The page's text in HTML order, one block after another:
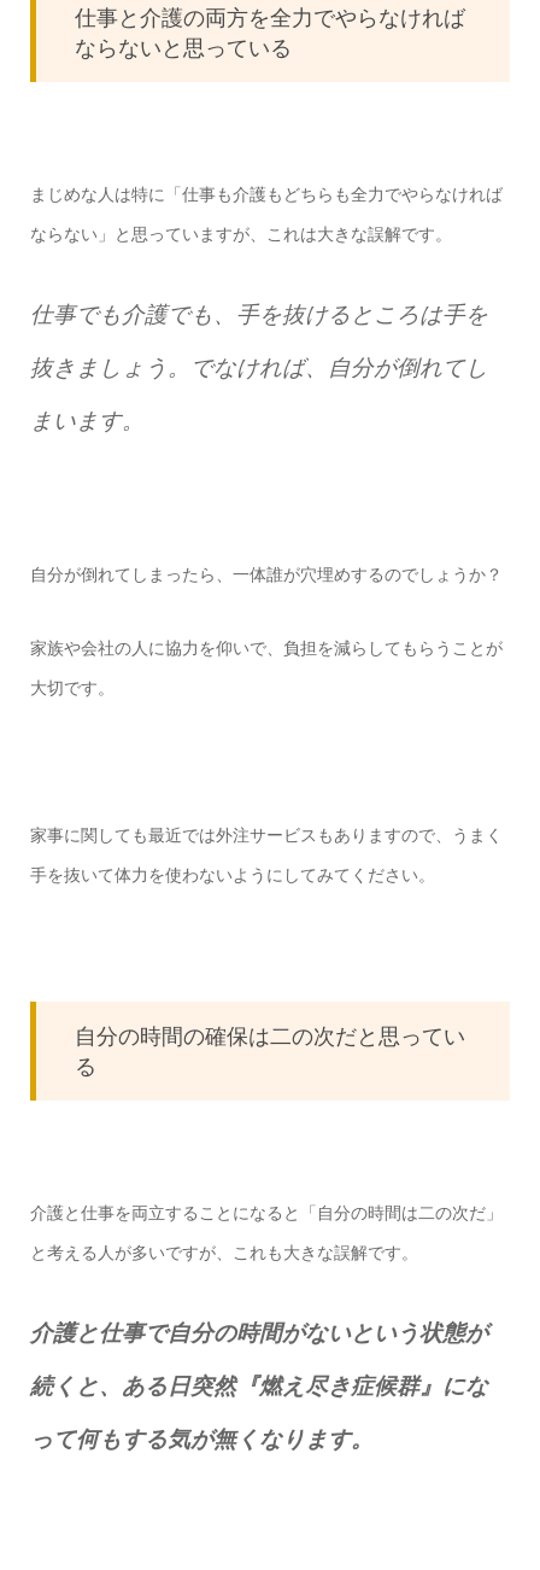
仕事と介護の両方を全力でやらなければ
ならないと思っている
まじめな人は特に「仕事も介護もどちらも全力でやらなければ
ならない」と思っていますが、これは大きな誤解です。
仕事でも介護でも、手を抜けるところは手を
抜きましょう。でなければ、自分が倒れてし
まいます。
自分が倒れてしまったら、一体誰が穴埋めするのでしょうか？
家族や会社の人に協力を仰いで、負担を減らしてもらうことが
大切です。
家事に関しても最近では外注サービスもありますので、うまく
手を抜いて体力を使わないようにしてみてください。
自分の時間の確保は二の次だと思ってい
る
介護と仕事を両立することになると「自分の時間は二の次だ」
と考える人が多いですが、これも大きな誤解です。
介護と仕事で自分の時間がないという状態が
続くと、ある日突然『燃え尽き症候群』にな
って何もする気が無くなります。